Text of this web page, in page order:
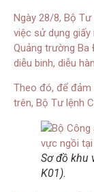
Ngày 28/8, Bộ
việc sử dụng
Quảng trường
diễu binh, diễu
Theo đó, để đảm
trên, Bộ Tư lệnh
Sơ đồ khu
K01).